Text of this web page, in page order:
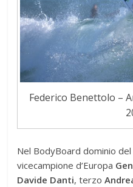
Federico Benettolo –
Nel BodyBoard dominio
vicecampione d’Europa
Davide Danti, terzo